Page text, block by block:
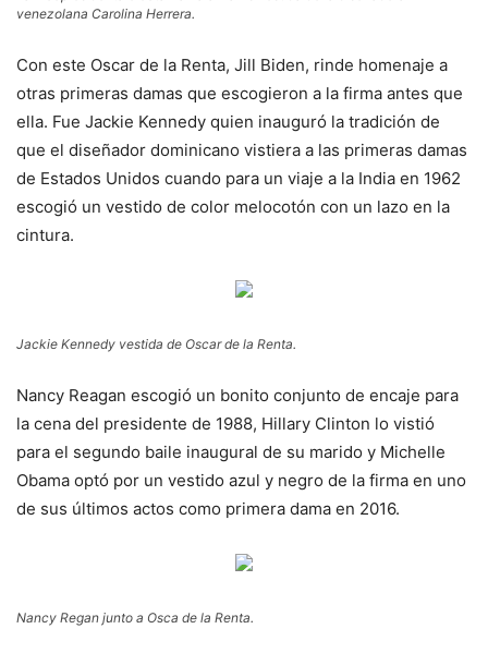
venezolana Carolina Herrera.
Con este Oscar de la Renta, Jill Biden, rinde homenaje a
otras primeras damas que escogieron a la firma antes que
ella. Fue Jackie Kennedy quien inauguró la tradición de
que el diseñador dominicano vistiera a las primeras damas
de Estados Unidos cuando para un viaje a la India en 1962
escogió un vestido de color melocotón con un lazo en la
cintura.
Jackie Kennedy vestida de Oscar de la Renta.
Nancy Reagan escogió un bonito conjunto de encaje para
la cena del presidente de 1988, Hillary Clinton lo vistió
para el segundo baile inaugural de su marido y Michelle
Obama optó por un vestido azul y negro de la firma en uno
de sus últimos actos como primera dama en 2016.
Nancy Regan junto a Osca de la Renta.